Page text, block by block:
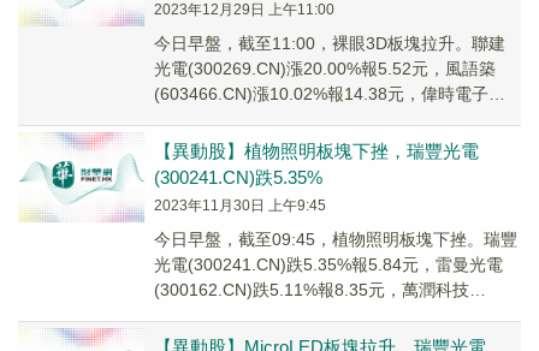
2023年12月29日 上午11:00
今日早盤，截至11:00，裸眼3D板塊拉升。聯建
光電(300269.CN)漲20.00%報5.52元，風語築
(603466.CN)漲10.02%報14.38元，偉時電子
【異動股】植物照明板塊下挫，瑞豐光電
(300241.CN)跌5.35%
2023年11月30日 上午9:45
今日早盤，截至09:45，植物照明板塊下挫。瑞豐
光電(300241.CN)跌5.35%報5.84元，雷曼光電
(300162.CN)跌5.11%報8.35元，萬潤科技
【異動股】MicroLED板塊拉升，瑞豐光電